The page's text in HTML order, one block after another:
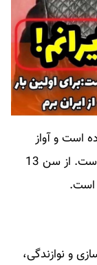
است و آواز
خواندن را از خانواده مادری اش به ارث برده است. از سن 13
است.
و نوازندگی،